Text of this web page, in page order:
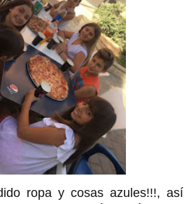
ropa y cosas azules!!!, así